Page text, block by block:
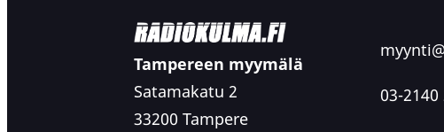
Tampereen myymälä
Satamakatu 2
33200 Tampere
03-2140